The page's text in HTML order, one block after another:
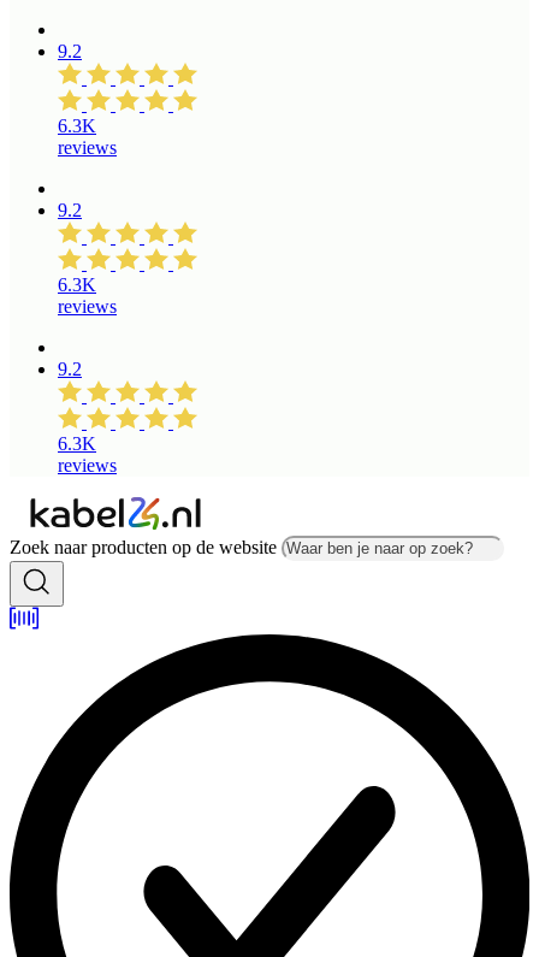
9.2
6.3K
reviews
9.2
6.3K
reviews
9.2
6.3K
reviews
Zoek naar producten op de website